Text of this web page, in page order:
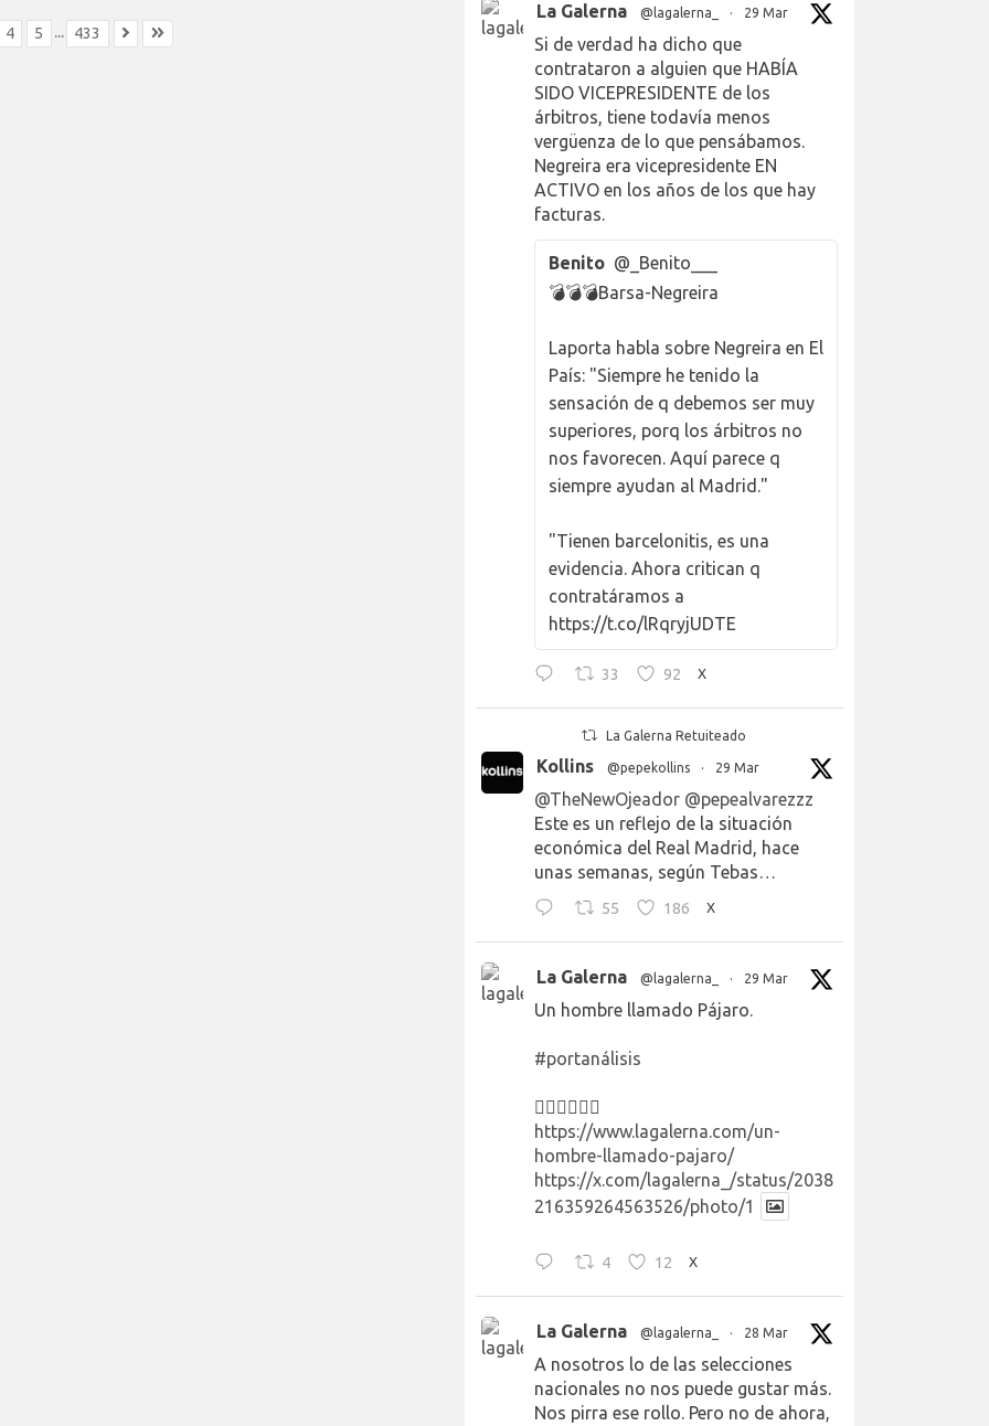
4 5 ... 433
La Galerna @lagalerna_ · 29 Mar
Si de verdad ha dicho que
contrataron a alguien que HABÍA
SIDO VICEPRESIDENTE de los
árbitros, tiene todavía menos
vergüenza de lo que pensábamos.
Negreira era vicepresidente EN
ACTIVO en los años de los que hay
facturas.
Benito @_Benito___
💣💣💣Barsa-Negreira
Laporta habla sobre Negreira en El
País: "Siempre he tenido la
sensación de q debemos ser muy
superiores, porq los árbitros no
nos favorecen. Aquí parece q
siempre ayudan al Madrid."
"Tienen barcelonitis, es una
evidencia. Ahora critican q
contratáramos a
https://t.co/lRqryjUDTE
33 92 X
La Galerna Retuiteado
Kollins @pepekollins · 29 Mar
@TheNewOjeador @pepealvarezzz
Este es un reflejo de la situación
económica del Real Madrid, hace
unas semanas, según Tebas…
55 186 X
La Galerna @lagalerna_ · 29 Mar
Un hombre llamado Pájaro.
#portanálisis
👉🏻👉🏻👉🏻
https://www.lagalerna.com/un-
hombre-llamado-pajaro/
https://x.com/lagalerna_/status/2038
216359264563526/photo/1
4 12 X
La Galerna @lagalerna_ · 28 Mar
A nosotros lo de las selecciones
nacionales no nos puede gustar más.
Nos pirra ese rollo. Pero no de ahora,